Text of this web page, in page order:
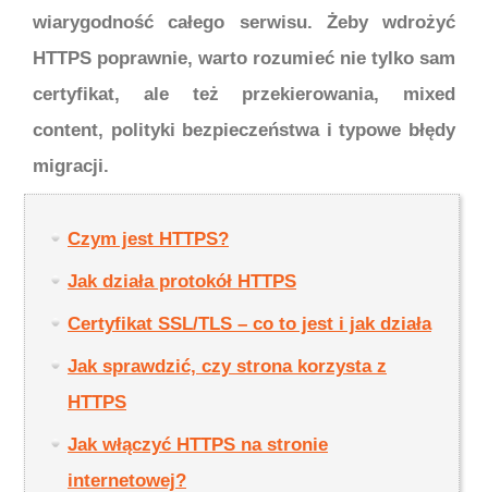
wiarygodność całego serwisu. Żeby wdrożyć
HTTPS poprawnie, warto rozumieć nie tylko sam
certyfikat, ale też przekierowania, mixed
content, polityki bezpieczeństwa i typowe błędy
migracji.
Czym jest HTTPS?
Jak działa protokół HTTPS
Certyfikat SSL/TLS – co to jest i jak działa
Jak sprawdzić, czy strona korzysta z
HTTPS
Jak włączyć HTTPS na stronie
internetowej?